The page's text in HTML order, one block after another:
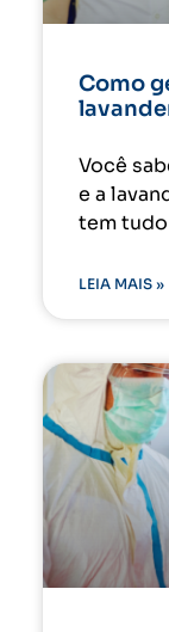
Como
Você
e a
tem
LEIA MAIS »